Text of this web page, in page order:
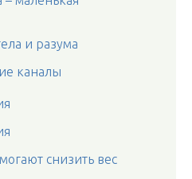
и разума
каналы
снизить вес